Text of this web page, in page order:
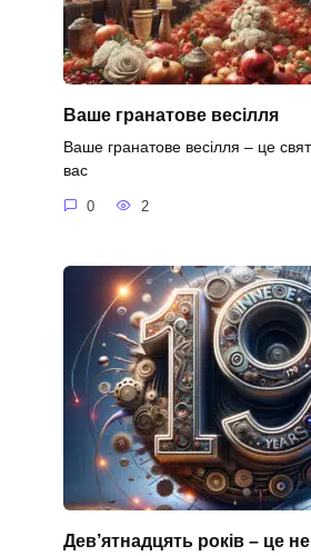
Ваше гранатове весілля
Ваше гранатове весілля – це
вас
0 2
Дев’ятнадцять років – це